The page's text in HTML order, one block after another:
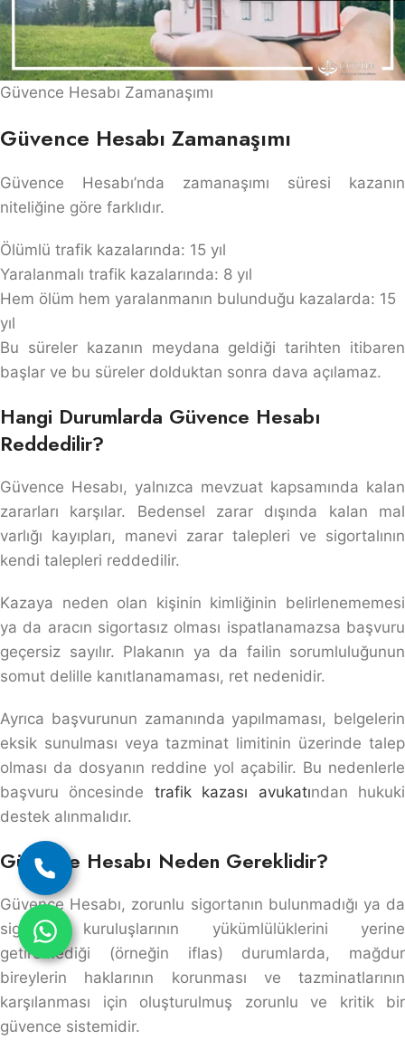
Güvence Hesabı Zamanaşımı
Güvence Hesabı Zamanaşımı
Güvence Hesabı’nda zamanaşımı süresi kazanın
niteliğine göre farklıdır.
Ölümlü trafik kazalarında: 15 yıl
Yaralanmalı trafik kazalarında: 8 yıl
Hem ölüm hem yaralanmanın bulunduğu kazalarda: 15
yıl
Bu süreler kazanın meydana geldiği tarihten itibaren
başlar ve bu süreler dolduktan sonra dava açılamaz.
Hangi Durumlarda Güvence Hesabı
Reddedilir?
Güvence Hesabı, yalnızca mevzuat kapsamında kalan
zararları karşılar. Bedensel zarar dışında kalan mal
varlığı kayıpları, manevi zarar talepleri ve sigortalının
kendi talepleri reddedilir.
Kazaya neden olan kişinin kimliğinin belirlenememesi
ya da aracın sigortasız olması ispatlanamazsa başvuru
geçersiz sayılır. Plakanın ya da failin sorumluluğunun
somut delille kanıtlanamaması, ret nedenidir.
Ayrıca başvurunun zamanında yapılmaması, belgelerin
eksik sunulması veya tazminat limitinin üzerinde talep
olması da dosyanın reddine yol açabilir. Bu nedenlerle
başvuru öncesinde trafik kazası avukatından hukuki
destek alınmalıdır.
Güvence Hesabı Neden Gereklidir?
Güvence Hesabı, zorunlu sigortanın bulunmadığı ya da
sigorta kuruluşlarının yükümlülüklerini yerine
getiremediği (örneğin iflas) durumlarda, mağdur
bireylerin haklarının korunması ve tazminatlarının
karşılanması için oluşturulmuş zorunlu ve kritik bir
güvence sistemidir.